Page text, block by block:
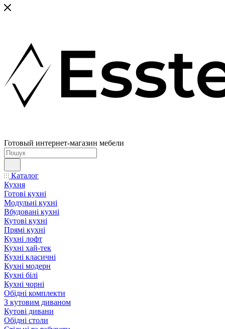
Готовый интернет-магазин мебели
Каталог
Кухня
Готові кухні
Модульні кухні
Вбудовані кухні
Кутові кухні
Прямі кухні
Кухні лофт
Кухні хай-тек
Кухні класичні
Кухні модерн
Кухні білі
Кухні чорні
Обідні комплекти
З кутовим диваном
Кутові дивани
Обідні столи